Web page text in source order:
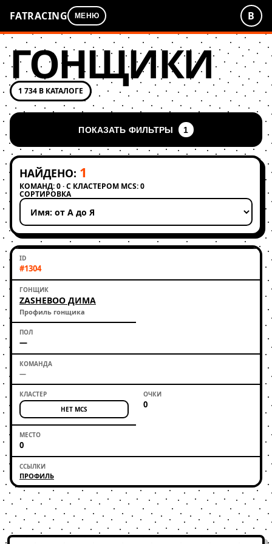
FATRACING МЕНЮ В
ГОНЩИКИ
1 734 В КАТАЛОГЕ
ПОКАЗАТЬ ФИЛЬТРЫ 1
НАЙДЕНО: 1
КОМАНД: 0 · С КЛАСТЕРОМ MCS: 0
СОРТИРОВКА
Применить сортировку
#1304
ZASHEBOO ДИМА
Профиль гонщика
—
—
НЕТ MCS 0
0
ПРОФИЛЬ